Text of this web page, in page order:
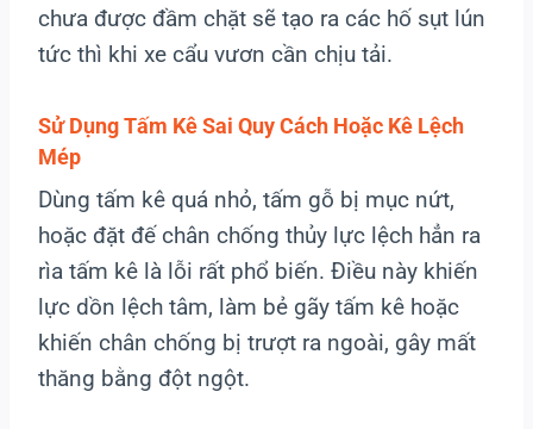
chưa được đầm chặt sẽ tạo ra các hố sụt lún
tức thì khi xe cẩu vươn cần chịu tải.
Sử Dụng Tấm Kê Sai Quy Cách Hoặc Kê Lệch
Mép
Dùng tấm kê quá nhỏ, tấm gỗ bị mục nứt,
hoặc đặt đế chân chống thủy lực lệch hẳn ra
rìa tấm kê là lỗi rất phổ biến. Điều này khiến
lực dồn lệch tâm, làm bẻ gãy tấm kê hoặc
khiến chân chống bị trượt ra ngoài, gây mất
thăng bằng đột ngột.